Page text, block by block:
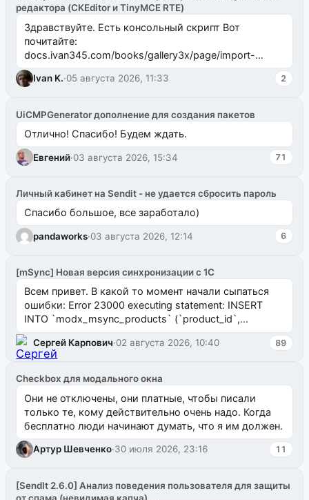
редактора (CKEditor и TinyMCE RTE)
Здравствуйте. Есть консольный скрипт Вот
почитайте:
docs.ivan345.com/books/gallery3x/page/import-
ms2galleryphp
Ivan K.·05 августа 2026, 11:33 2
UiCMPGenerator дополнение для создания пакетов
Отлично! Спасибо! Будем ждать.
Евгений·03 августа 2026, 15:34 71
Личный кабинет на Sendit - не удается сбросить пароль
Спасибо большое, все заработало)
pandaworks·03 августа 2026, 12:14 6
[mSync] Новая версия синхронизации с 1С
Всем привет. В какой то момент начали сыпаться
ошибки: Error 23000 executing statement: INSERT
INTO `modx_msync_products` (`product_id`,
`uuid_1c`) VALUES ...
Сергей Карпович·02 августа 2026, 10:40 89
Checkbox для модального окна
Они не отключены, они платные, чтобы писали
только те, кому действительно очень надо. Когда
бесплатно люди начинают думать, что я им должен.
Артур Шевченко·30 июля 2026, 23:16 11
[SendIt 2.6.0] Анализ поведения пользователя для защиты
от спама (невидимая капча)...